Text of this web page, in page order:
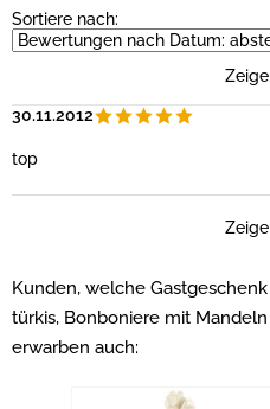
Sortiere nach:
Zeige
30.11.2012
top
Zeige
Kunden, welche
türkis, Bonboniere mit
erwarben auch: